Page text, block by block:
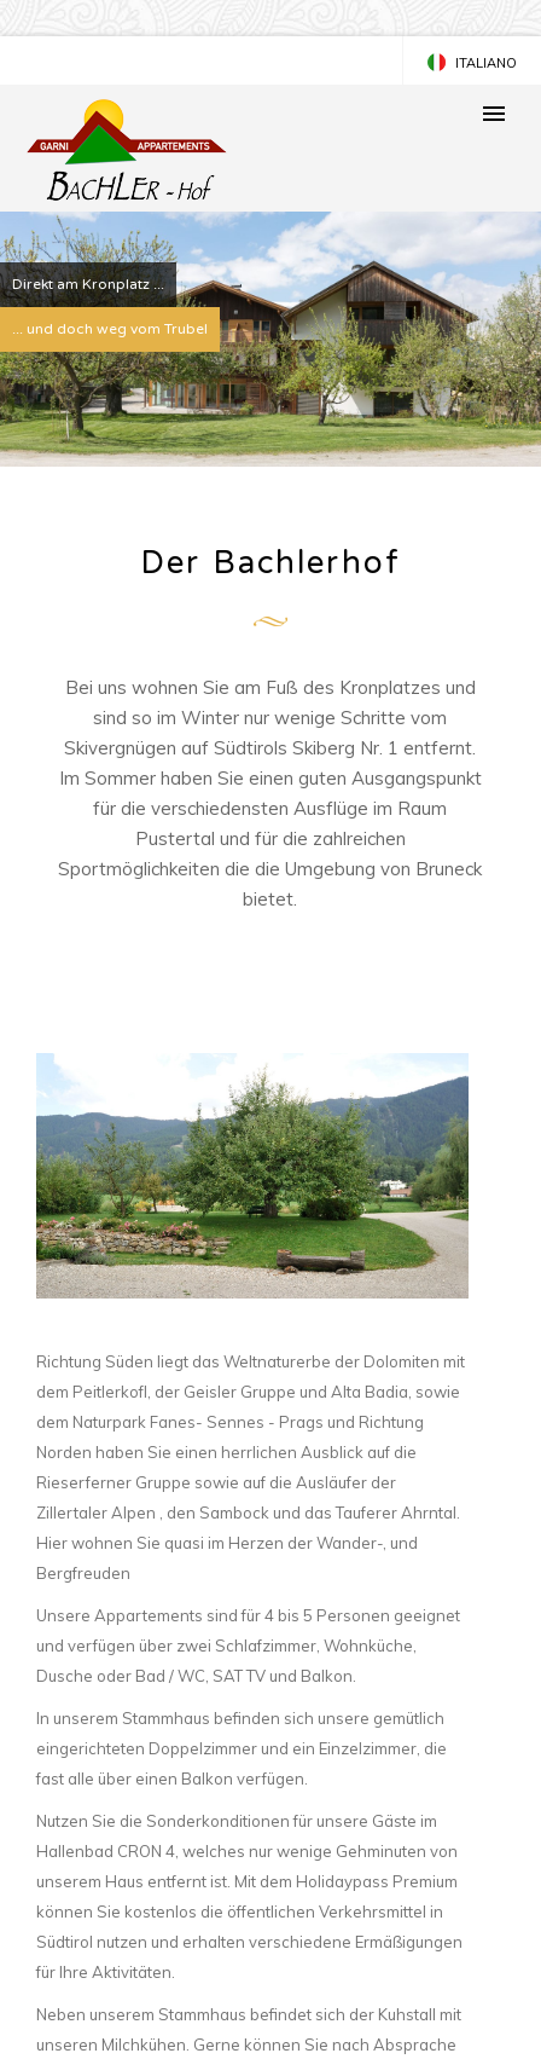
ITALIANO
ENGLISH
Direkt am Kronplatz ...
... und doch weg vom Trubel
Der Bachlerhof
Bei uns wohnen Sie am Fuß des Kronplatzes und
sind so im Winter nur wenige Schritte vom
Skivergnügen auf Südtirols Skiberg Nr. 1 entfernt.
Im Sommer haben Sie einen guten Ausgangspunkt
für die verschiedensten Ausflüge im Raum
Pustertal und für die zahlreichen
Sportmöglichkeiten die die Umgebung von Bruneck
bietet.
Richtung Süden liegt das Weltnaturerbe der Dolomiten mit
dem Peitlerkofl, der Geisler Gruppe und Alta Badia, sowie
dem Naturpark Fanes- Sennes - Prags und Richtung
Norden haben Sie einen herrlichen Ausblick auf die
Rieserferner Gruppe sowie auf die Ausläufer der
Zillertaler Alpen , den Sambock und das Tauferer Ahrntal.
Hier wohnen Sie quasi im Herzen der Wander-, und
Bergfreuden
Unsere Appartements sind für 4 bis 5 Personen geeignet
und verfügen über zwei Schlafzimmer, Wohnküche,
Dusche oder Bad / WC, SAT TV und Balkon.
In unserem Stammhaus befinden sich unsere gemütlich
eingerichteten Doppelzimmer und ein Einzelzimmer, die
fast alle über einen Balkon verfügen.
Nutzen Sie die Sonderkonditionen für unsere Gäste im
Hallenbad CRON 4, welches nur wenige Gehminuten von
unserem Haus entfernt ist. Mit dem Holidaypass Premium
können Sie kostenlos die öffentlichen Verkehrsmittel in
Südtirol nutzen und erhalten verschiedene Ermäßigungen
für Ihre Aktivitäten.
Neben unserem Stammhaus befindet sich der Kuhstall mit
unseren Milchkühen. Gerne können Sie nach Absprache